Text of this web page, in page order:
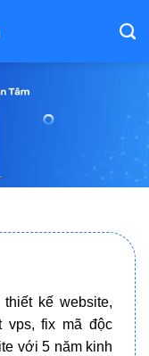
kế website,
vps, fix mã độc
với 5 năm kinh